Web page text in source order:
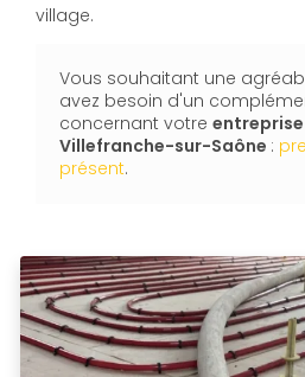
village.
Vous souhaitant une
avez besoin d'un
concernant votre
Villefranche-sur-Saône :
présent.